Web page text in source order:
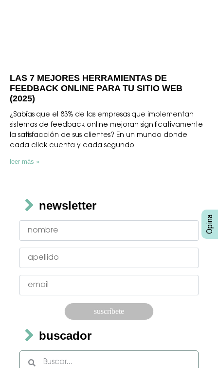
LAS 7 MEJORES HERRAMIENTAS DE
FEEDBACK ONLINE PARA TU SITIO WEB
(2025)
¿Sabías que el 83% de las empresas que implementan
sistemas de feedback online mejoran significativamente
la satisfacción de sus clientes? En un mundo donde
cada click cuenta y cada segundo
leer más »
newsletter
Por favor, deja este campo vacío.
buscador